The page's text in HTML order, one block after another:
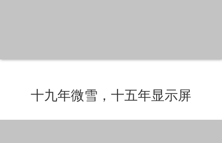
十九年微雪，十五年显示屏